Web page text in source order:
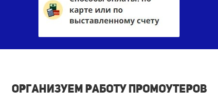
Организуем работу промоутеров